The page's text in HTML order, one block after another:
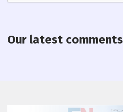
Our latest comments